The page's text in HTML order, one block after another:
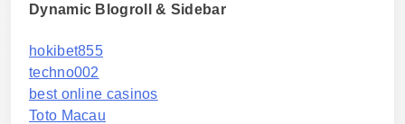
Dynamic Blogroll & Sidebar
hokibet855
techno002
best online casinos
Toto Macau